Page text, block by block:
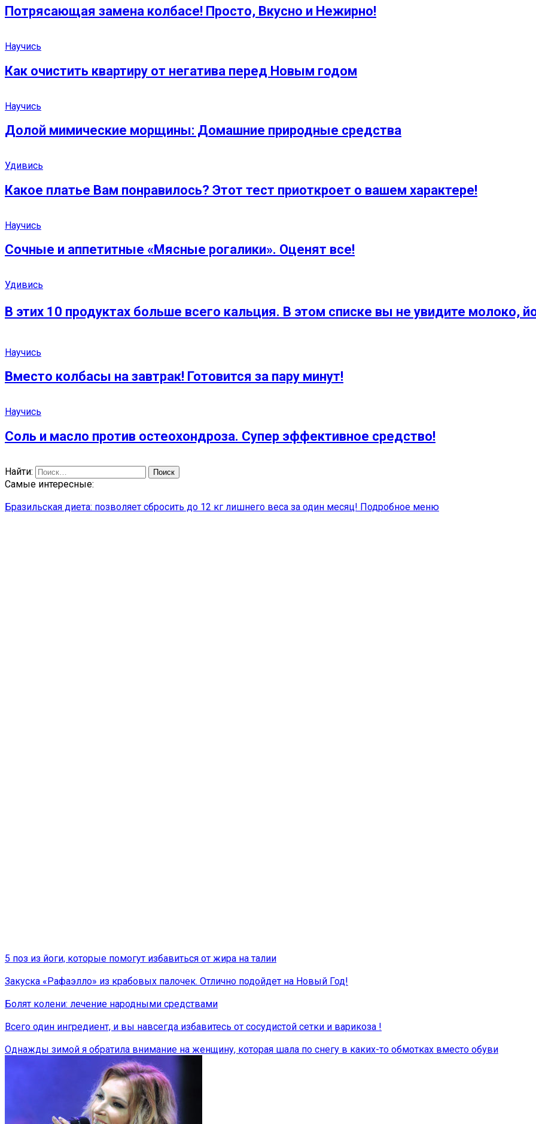
Потрясающая замена колбасе! Просто, Вкусно и Нежирно!
Научись
Как очистить квартиру от негатива перед Новым годом
Научись
Долой мимические морщины: Домашние природные средства
Удивись
Какое платье Вам понравилось? Этот тест приоткроет о вашем характере!
Научись
Сочные и аппетитные «Мясные рогалики». Оценят все!
Удивись
В этих 10 продуктах больше всего кальция. В этом списке вы не увидите молоко,
Научись
Вместо колбасы на завтрак! Готовится за пару минут!
Научись
Соль и масло против остеохондроза. Супер эффективное средство!
Найти:
Самые интересные:
Бразильская диета: позволяет сбросить до 12 кг лишнего веса за один месяц! Подробное меню
5 поз из йоги, которые помогут избавиться от жира на талии
Закуска «Рафаэлло» из крабовых палочек. Отлично подойдет на Новый Год!
Болят колени: лечение народными средствами
Всего один ингредиент, и вы навсегда избавитесь от сосудистой сетки и варикоза !
Однажды зимой я обратила внимание на женщину, которая шала по снегу в каких-то обмотках вместо обуви